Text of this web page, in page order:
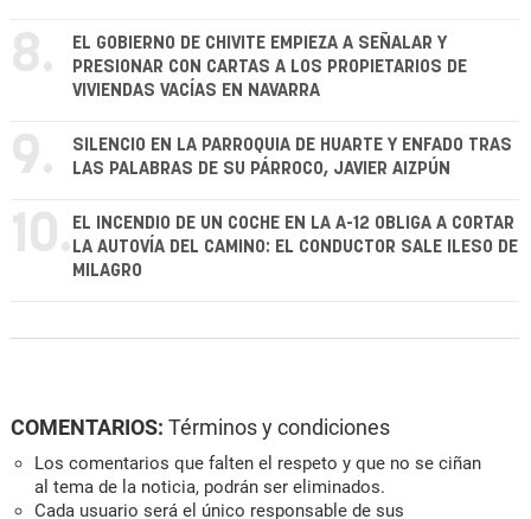
8.
EL GOBIERNO DE CHIVITE EMPIEZA A SEÑALAR Y
PRESIONAR CON CARTAS A LOS PROPIETARIOS DE
VIVIENDAS VACÍAS EN NAVARRA
9.
SILENCIO EN LA PARROQUIA DE HUARTE Y ENFADO TRAS
LAS PALABRAS DE SU PÁRROCO, JAVIER AIZPÚN
10. EL INCENDIO DE UN COCHE EN LA A-12 OBLIGA A CORTAR
LA AUTOVÍA DEL CAMINO: EL CONDUCTOR SALE ILESO DE
MILAGRO
COMENTARIOS: Términos y condiciones
Los comentarios que falten el respeto y que no se ciñan
al tema de la noticia, podrán ser eliminados.
Cada usuario será el único responsable de sus